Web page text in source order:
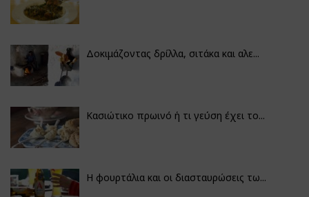
Δοκιμάζοντας δρίλλα, σιτάκα και αλε...
Κασιώτικο πρωινό ή τι γεύση έχει το...
Η φουρτάλια και οι διασταυρώσεις τω...